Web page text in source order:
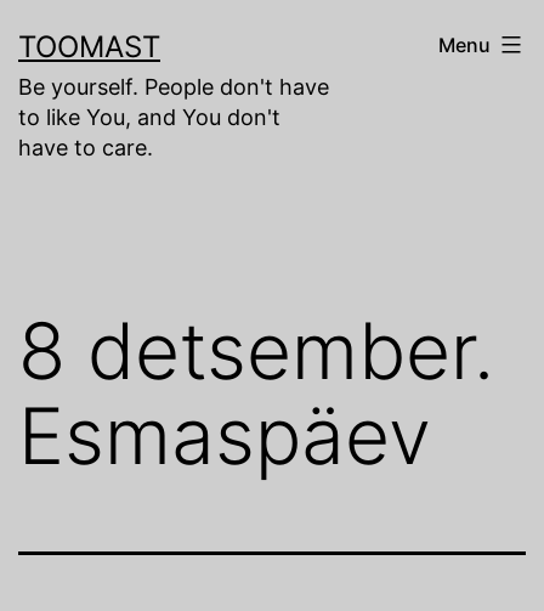
to
content
TOOMAST
Be yourself. People don't have
to like You, and You don't
have to care.
Menu
8 detsember.
Esmaspäev